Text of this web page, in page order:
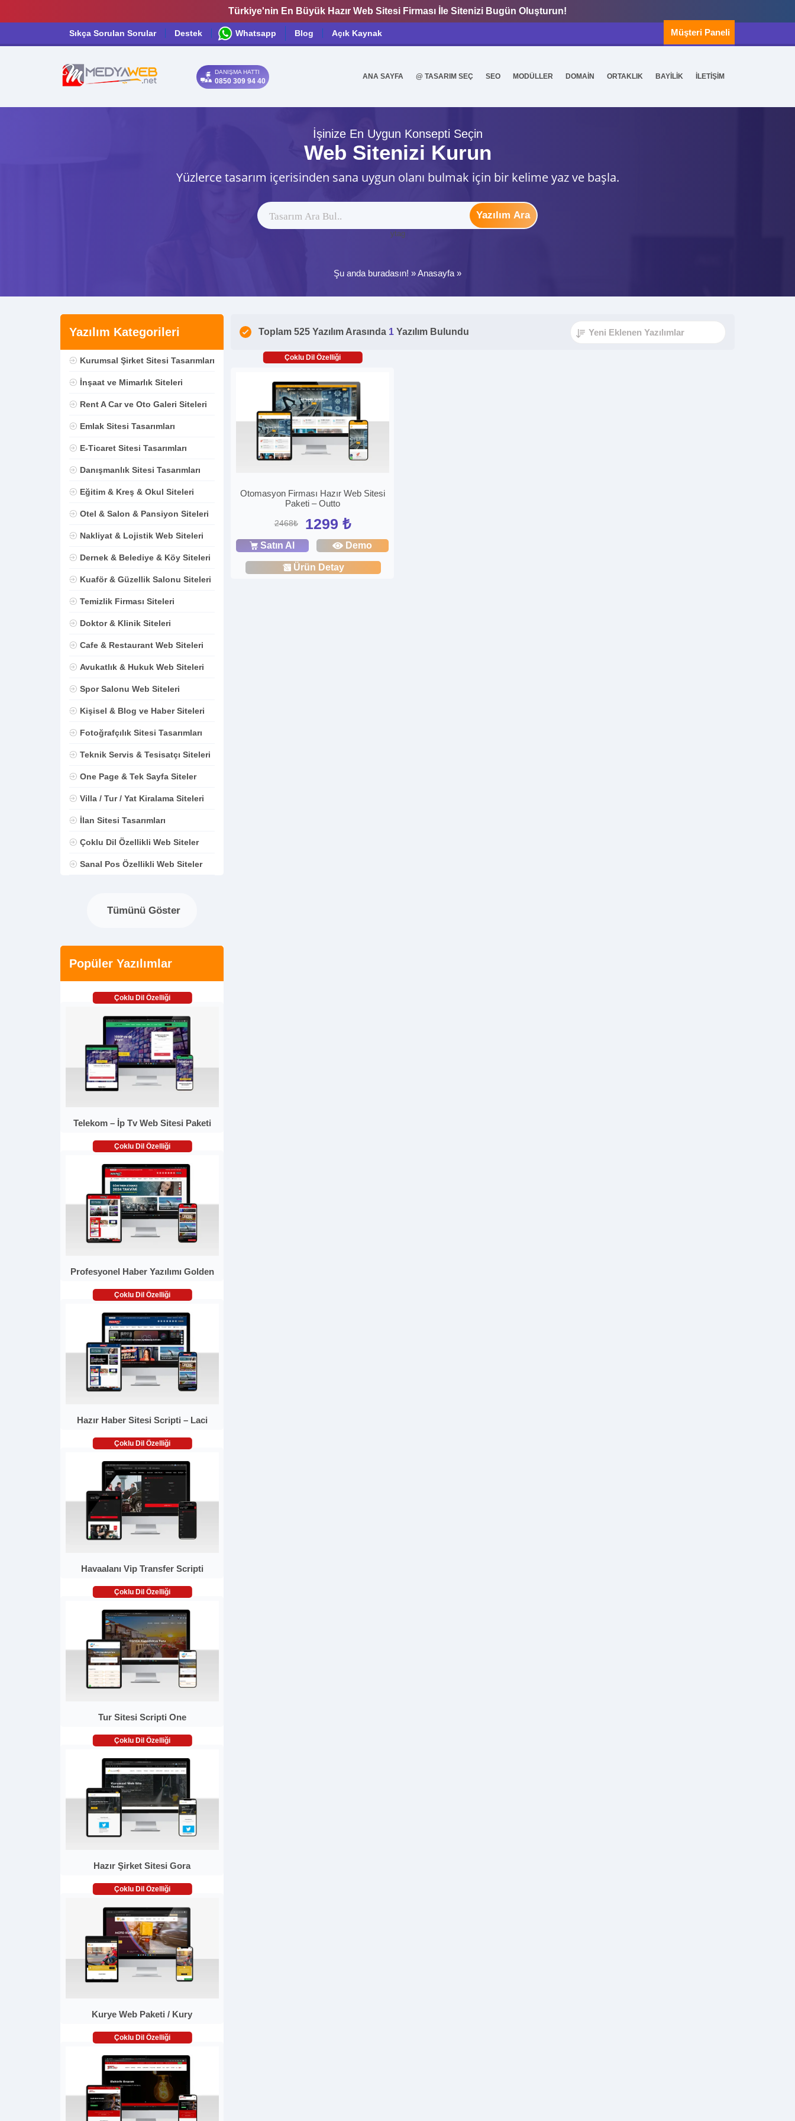
Türkiye'nin En Büyük Hazır Web Sitesi Firması İle Sitenizi Bugün Oluşturun!
Sıkça Sorulan Sorular Destek Whatsapp Blog Açık Kaynak Müşteri Paneli
DANIŞMA HATTI
0850 309 94 40
ANA SAYFA @ TASARIM SEÇ SEO MODÜLLER DOMAİN ORTAKLIK BAYİLİK İLETİŞİM
İşinize En Uygun Konsepti Seçin
Web Sitenizi Kurun
Yüzlerce tasarım içerisinden sana uygun olanı bulmak için bir kelime yaz ve başla.
Yazılım Ara
ytag
Şu anda buradasın! »Anasayfa »
Yazılım Kategorileri
Kurumsal Şirket Sitesi Tasarımları
İnşaat ve Mimarlık Siteleri
Rent A Car ve Oto Galeri Siteleri
Emlak Sitesi Tasarımları
E-Ticaret Sitesi Tasarımları
Danışmanlık Sitesi Tasarımları
Eğitim & Kreş & Okul Siteleri
Otel & Salon & Pansiyon Siteleri
Nakliyat & Lojistik Web Siteleri
Dernek & Belediye & Köy Siteleri
Kuaför & Güzellik Salonu Siteleri
Temizlik Firması Siteleri
Doktor & Klinik Siteleri
Cafe & Restaurant Web Siteleri
Avukatlık & Hukuk Web Siteleri
Spor Salonu Web Siteleri
Kişisel & Blog ve Haber Siteleri
Fotoğrafçılık Sitesi Tasarımları
Teknik Servis & Tesisatçı Siteleri
One Page & Tek Sayfa Siteler
Villa / Tur / Yat Kiralama Siteleri
İlan Sitesi Tasarımları
Çoklu Dil Özellikli Web Siteler
Sanal Pos Özellikli Web Siteler
Tümünü Göster
Popüler Yazılımlar
Çoklu Dil Özelliği
Telekom – İp Tv Web Sitesi Paketi
Çoklu Dil Özelliği
Profesyonel Haber Yazılımı Golden
Çoklu Dil Özelliği
Hazır Haber Sitesi Scripti – Laci
Çoklu Dil Özelliği
Havaalanı Vip Transfer Scripti
Çoklu Dil Özelliği
Tur Sitesi Scripti One
Çoklu Dil Özelliği
Hazır Şirket Sitesi Gora
Çoklu Dil Özelliği
Kurye Web Paketi / Kury
Çoklu Dil Özelliği
Toplam 525 Yazılım Arasında 1 Yazılım Bulundu
Çoklu Dil Özelliği
Otomasyon Firması Hazır Web Sitesi
Paketi – Outto
2468₺ 1299 ₺
Satın Al Demo
Ürün Detay